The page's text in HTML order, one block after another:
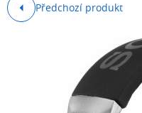
Předchozí produkt